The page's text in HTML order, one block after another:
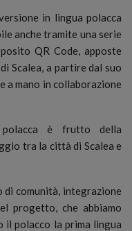
in lingua polacca
anche tramite una serie
QR Code, apposte
Scalea, a partire dal suo
a mano in collaborazione
è frutto della
tra la città di Scalea e
di comunità, integrazione
progetto, che abbiamo
polacco la prima lingua